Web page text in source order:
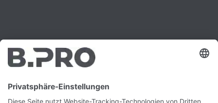
Impressum
Datenschutz
Schwachstellenmeldung